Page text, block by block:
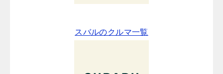
スバルのクルマ一覧